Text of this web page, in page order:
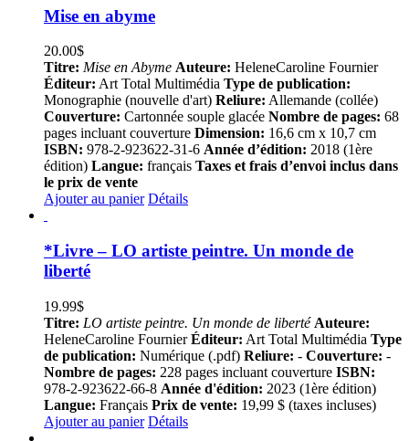
Mise en abyme
20.00$
Titre: Mise en Abyme Auteure: HeleneCaroline Fournier
Éditeur: Art Total Multimédia Type de publication:
Monographie (nouvelle d'art) Reliure: Allemande (collée)
Couverture: Cartonnée souple glacée Nombre de pages: 68
pages incluant couverture Dimension: 16,6 cm x 10,7 cm
ISBN: 978-2-923622-31-6 Année d’édition: 2018 (1ère
édition) Langue: français Taxes et frais d’envoi inclus dans
le prix de vente
Ajouter au panier Détails
*Livre – LO artiste peintre. Un monde de
liberté
19.99$
Titre: LO artiste peintre. Un monde de liberté Auteure:
HeleneCaroline FournierÉditeur: Art Total Multimédia Type
de publication: Numérique (.pdf) Reliure: - Couverture: -
Nombre de pages: 228 pages incluant couverture ISBN:
978-2-923622-66-8 Année d'édition: 2023 (1ère édition)
Langue: Français Prix de vente: 19,99 $ (taxes incluses)
Ajouter au panier Détails